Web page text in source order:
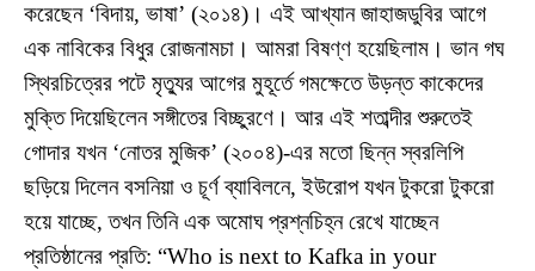
করেছেন ‘বিদায়, ভাষা’ (২০১৪)। এই আখ্যান জাহাজডুবির আগে
এক নাবিকের বিধুর রোজনামচা। আমরা বিষণ্ণ হয়েছিলাম। ভান গঘ
স্থিরচিত্রের পটে মৃত্যুর আগের মুহূর্তে গমক্ষেতে উড়ন্ত কাকেদের
মুক্তি দিয়েছিলেন সঙ্গীতের বিচ্ছুরণে। আর এই শতাব্দীর শুরুতেই
গোদার যখন ‘নোতর মুজিক’ (২০০৪)-এর মতো ছিন্ন স্বরলিপি
ছড়িয়ে দিলেন বসনিয়া ও চূর্ণ ব্যাবিলনে, ইউরোপ যখন টুকরো টুকরো
হয়ে যাচ্ছে, তখন তিনি এক অমোঘ প্রশ্নচিহ্ন রেখে যাচ্ছেন
প্রতিষ্ঠানের প্রতি: “Who is next to Kafka in your